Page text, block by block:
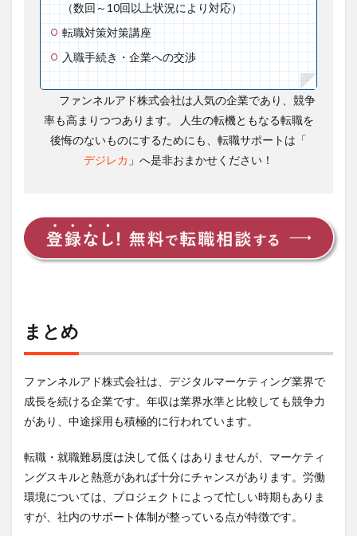
（数回～10回以上状況により対応）
転職対策対策講座
入職手続き・企業への交渉
ファンネルアド株式会社は人気の企業であり、競争
率も高まりつつあります。 人生の転機ともなる転職を
後悔のないものにするためにも、転職サポートは「
デジレカ 」へ是非おまかせください！
まとめ
ファンネルアド株式会社は、デジタルマーケティング業界で
成長を続ける企業です。年収は業界水準と比較しても競争力
があり、中途採用も積極的に行われています。
転職・就職難易度は決して低くはありませんが、マーケティ
ングスキルと熱意があれば十分にチャンスがあります。労働
環境については、プロジェクトによって忙しい時期もありま
すが、社内のサポート体制が整っている点が特徴です。